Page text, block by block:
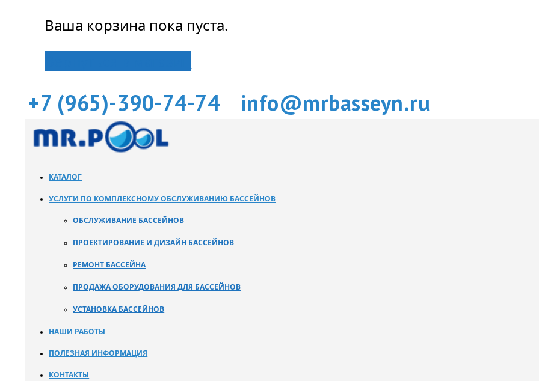
Ваша корзина пока пуста.
+7 (965)-390-74-74 info@mrbasseyn.ru
КАТАЛОГ
УСЛУГИ ПО КОМПЛЕКСНОМУ ОБСЛУЖИВАНИЮ БАССЕЙНОВ
ОБСЛУЖИВАНИЕ БАССЕЙНОВ
ПРОЕКТИРОВАНИЕ И ДИЗАЙН БАССЕЙНОВ
РЕМОНТ БАССЕЙНА
ПРОДАЖА ОБОРУДОВАНИЯ ДЛЯ БАССЕЙНОВ
УСТАНОВКА БАССЕЙНОВ
НАШИ РАБОТЫ
ПОЛЕЗНАЯ ИНФОРМАЦИЯ
КОНТАКТЫ